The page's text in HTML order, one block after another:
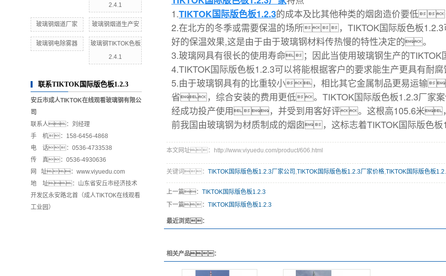
2.4.1
玻璃钢烟道厂家 玻璃钢烟道生产安
玻璃钢电除雾器
玻璃钢TIKTOK色板
2.4.1
联系TIKTOK国际版色板1.2.3
安丘市成人TIKTOK在线观看玻璃钢有限公
司
联系人：刘经理
手 机：158-6456-4868
电 话：0536-4733538
传 真：0536-4930636
网 址：www.viyuedu.com
地 址：山东省安丘市经济技术
开发区永安路北首（成人TIKTOK在线观看
工业园）
1.TIKTOK国际版色板1.2.3的成本及比其他种类的烟囱造价要低
2.在北方的冬季或需要保温的场所，TIKTOK国际版色板1.2.3
好的保温效果,这是由于由于玻璃钢材料传热慢的特性决定的。
3.玻璃网具有很长的使用寿命；因此当使用玻璃钢生产的
4.TIKTOK国际版色板1.2.3可以将能根据客户的要求能生产更具有
5.由于玻璃钢具有的比重较小，相比其它金属制品更易运输
省，综合安装的费用更低。TIKTOK国际版色板1.2.3厂家案
经成功投产使用，并受到用客好评。这根高105.6米，
前我国由玻璃钢为材质制成的烟囱，这标志着TIKTOK国际版色板
本文网址：http://www.viyuedu.com/product/606.html
关键词： TIKTOK国际版色板1.2.3厂家公司 ,TIKTOK国际版色板1.2.3厂家价格,TIKTOK国际版色板
上一篇： TIKTOK国际版色板1.2.3
下一篇： TIKTOK国际版色板1.2.3
最近浏览：
相关产品：